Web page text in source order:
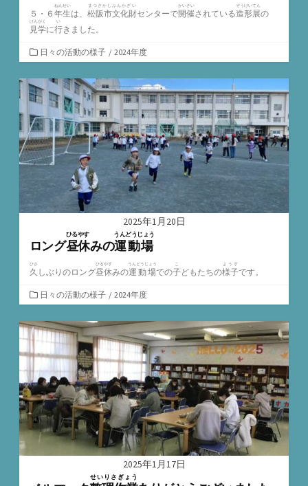
５・６ 年生
ねんせい
は、 松阪市文化財
まつさかしぶんかざい
センターで開催
かいさい
されている造形展
ぞうけいてん
の
見学
けんがく
に行
い
きました。
カ
テ
ゴ
リ
ー
日々の活動の様子 / 2024年度
2025年1月20日
ロング昼休
ひるやす
みの運動場
うんどうじょう
久
ひさ
しぶりのロング昼休
ひるやす
みの運動場
うんどうじょう
での子
こ
どもたちの様子
ようす
です。
カ
テ
ゴ
リ
日々の活動の様子 / 2024年度
2025年1月17日
せいりさぎょう